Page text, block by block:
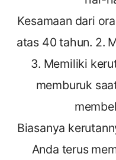
Kesamaan dari
atas 40 tahun. 2.
3. Memiliki
memburuk
Biasanya
Anda terus